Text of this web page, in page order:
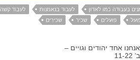
בעבודה כמו לאדון לעבוד בנאמנות לעבוד קשה
פועלים שכיר שכירים
אחד יהודים וגויים –